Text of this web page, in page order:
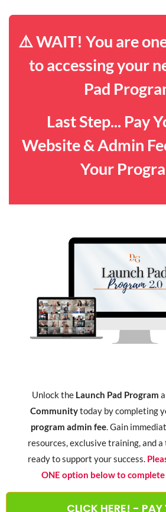
⚠️ WAIT! You are
to accessing your
Pad
Last Step... Pay
Website & Admin
Your
Unlock the Launch Pad Program
Communitytoday by completing
program admin fee. Gain
resources, exclusive training, and
ready to support your success.
ONE option below to
CLICK HERE! -